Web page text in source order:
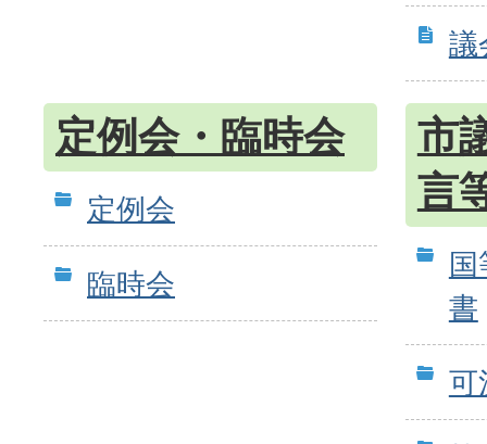
議
定例会・臨時会
定例会
臨時会
市
言
書
可